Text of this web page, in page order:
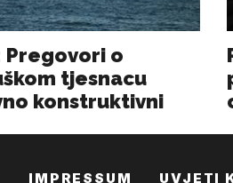
IMPRESSUM UVJETI